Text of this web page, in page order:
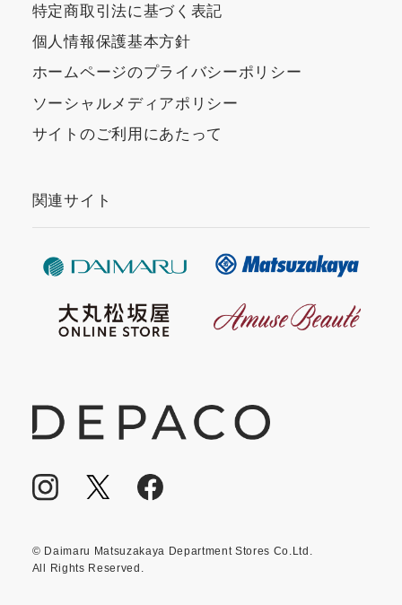
特定商取引法に基づく表記
個人情報保護基本方針
ホームページのプライバシーポリシー
ソーシャルメディアポリシー
サイトのご利用にあたって
関連サイト
© Daimaru Matsuzakaya Department Stores Co.Ltd.
All Rights Reserved.